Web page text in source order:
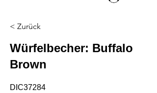
< Zurück
Würfelbecher: Buffalo
Brown
DIC37284